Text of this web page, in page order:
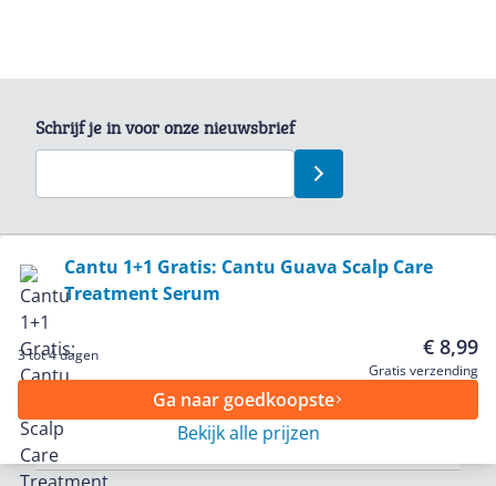
Cantu 1+1 Gratis: Cantu Guava Scalp Care
Treatment Serum
3 tot 4 dagen € 8,99
Gratis verzending
Ga naar goedkoopste
Bekijk alle prijzen
Schrijf je in voor onze nieuwsbrief
Service
Algemeen
Zakelijk